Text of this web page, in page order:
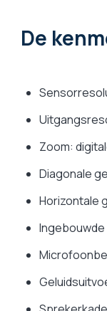
De
Zoom:
Diagonale
Horizontale